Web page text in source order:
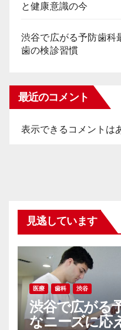
と健康意識の今
渋谷で広がる予防歯科
歯の検診習慣
最近のコメント
表示できるコメントは
見逃しています
医療 歯科 渋谷
渋谷で広がる
なニーズに応